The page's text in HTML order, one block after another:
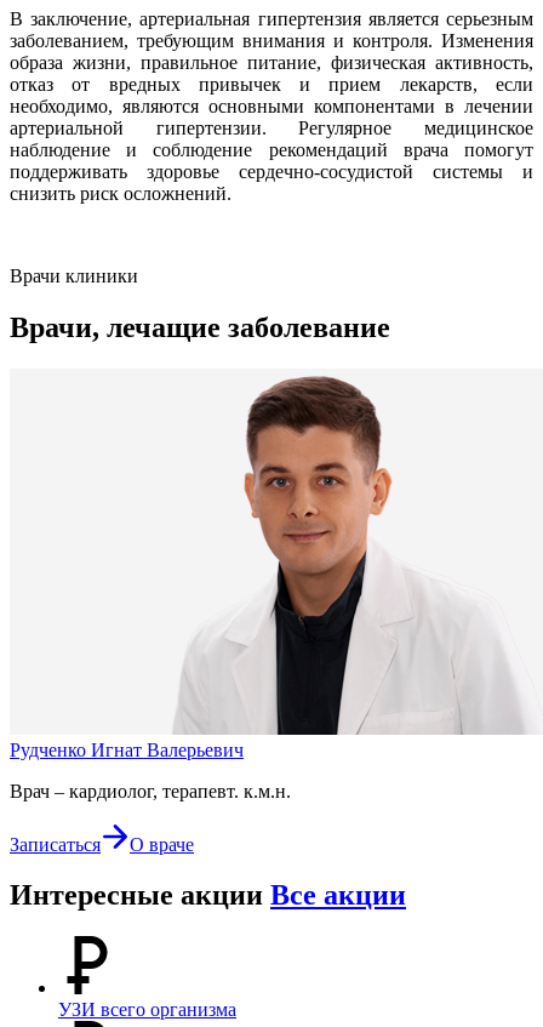
В заключение, артериальная гипертензия является серьезным
заболеванием, требующим внимания и контроля. Изменения
образа жизни, правильное питание, физическая активность,
отказ от вредных привычек и прием лекарств, если
необходимо, являются основными компонентами в лечении
артериальной гипертензии. Регулярное медицинское
наблюдение и соблюдение рекомендаций врача помогут
поддерживать здоровье сердечно-сосудистой системы и
снизить риск осложнений.
Врачи клиники
Врачи, лечащие заболевание
Рудченко Игнат Валерьевич
Врач – кардиолог, терапевт. к.м.н.
Записаться О враче
Интересные акции Все акции
УЗИ всего организма